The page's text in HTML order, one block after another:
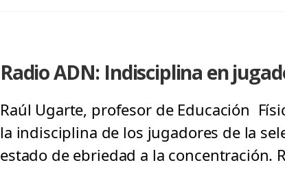
Radio ADN: Indisciplina en
Raúl Ugarte, profesor de Educación
la indisciplina de los jugadores de la
estado de ebriedad a la concentración.